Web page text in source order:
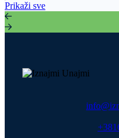
Prikaži sve